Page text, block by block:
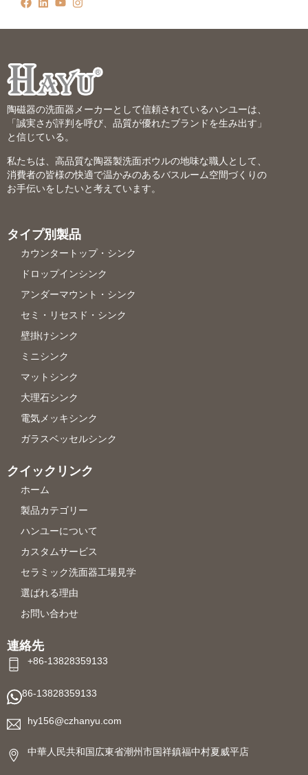
陶磁器の洗面器メーカーとして信頼されているハンユーは、
「誠実さが評判を呼び、品質が優れたブランドを生み出す」
と信じている。
私たちは、高品質な陶器製洗面ボウルの地味な職人として、
消費者の皆様の快適で温かみのあるバスルーム空間づくりの
お手伝いをしたいと考えています。
タイプ別製品
カウンタートップ・シンク
ドロップインシンク
アンダーマウント・シンク
セミ・リセスド・シンク
壁掛けシンク
ミニシンク
マットシンク
大理石シンク
電気メッキシンク
ガラスベッセルシンク
クイックリンク
ホーム
製品カテゴリー
ハンユーについて
カスタムサービス
セラミック洗面器工場見学
選ばれる理由
お問い合わせ
連絡先
+86-13828359133
86-13828359133
hy156@czhanyu.com
中華人民共和国広東省潮州市国祥鎮福中村夏威平店